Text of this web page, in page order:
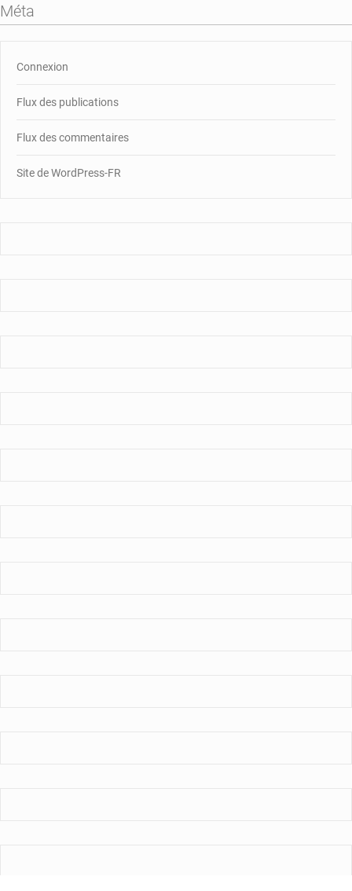
Méta
Connexion
Flux des publications
Flux des commentaires
Site de WordPress-FR